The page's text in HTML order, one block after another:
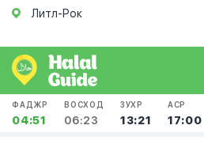
Литл-Рок
ФАДЖР
04:51
ВОСХОД
06:23
ЗУХР
13:21
АСР
17:00